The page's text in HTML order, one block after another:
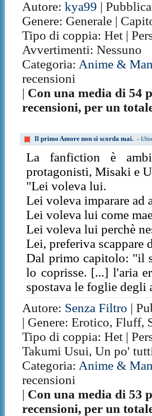
Autore:kya99 |
Genere: Generale |
Tipo di coppia: Het |
Avvertimenti: Nessuno
Categoria: Anime &
recensioni
| Con una media di 54
recensioni, per un
Il primo Amore non si scorda mai. -
La fanfiction è
protagonisti, Misaki e
"Lei voleva lui.
Lei voleva imparare ad
Lei voleva lui come
Lei voleva lui perchè
Lei, preferiva scappare
Dal primo capitolo: "il
lo coprisse. [...] l'aria
spostava le foglie degli
Autore: Senza Filtro |
| Genere: Erotico, Fluff,
Tipo di coppia: Het |
Takumi Usui, Un po'
Categoria: Anime &
recensioni
| Con una media di 53
recensioni, per un